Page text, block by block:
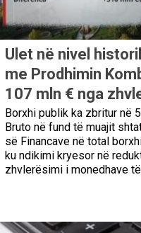
Ulet në nivel
me Prodhimin
107 mln € nga
Borxhi publik ka zbritur në
Bruto në fund të muajit
së Financave në total
ku ndikimi kryesor në
zhvlerësimi i monedhave